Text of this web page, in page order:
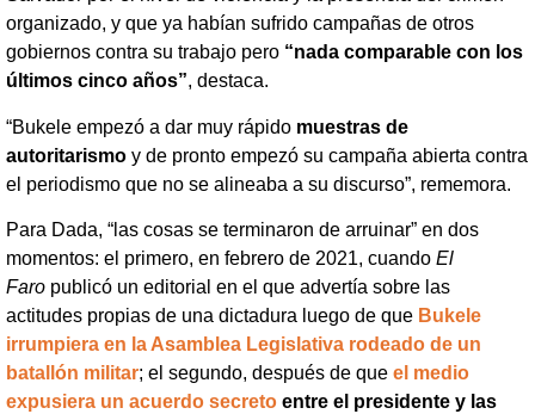
organizado, y que ya habían sufrido campañas de otros
gobiernos contra su trabajo pero “nada comparable con los
últimos cinco años”, destaca.
“Bukele empezó a dar muy rápido muestras de
autoritarismo y de pronto empezó su campaña abierta contra
el periodismo que no se alineaba a su discurso”, rememora.
Para Dada, “las cosas se terminaron de arruinar” en dos
momentos: el primero, en febrero de 2021, cuando El
Faro publicó un editorial en el que advertía sobre las
actitudes propias de una dictadura luego de que Bukele
irrumpiera en la Asamblea Legislativa rodeado de un
batallón militar; el segundo, después de que el medio
expusiera un acuerdo secreto entre el presidente y las